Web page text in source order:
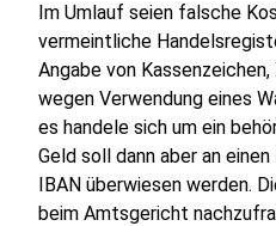
Im Umlauf seien falsche
vermeintliche
Angabe von
wegen Verwendung eines
es handele sich um ein
Geld soll dann aber an
IBAN überwiesen werden.
beim Amtsgericht